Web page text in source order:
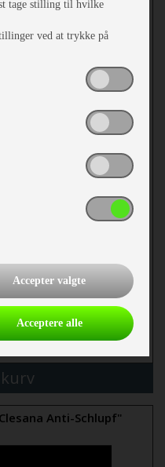
Anti-Schlupf"
tage stilling til hvilke
ved at trykke på
Accepter valgte
Acceptere alle